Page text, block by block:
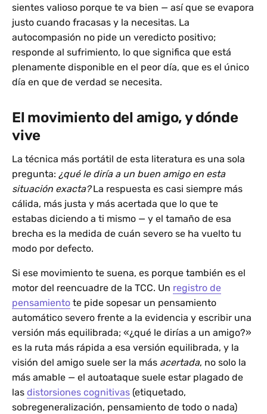
sientes valioso porque te va bien — así que se evapora
justo cuando fracasas y la necesitas. La
autocompasión no pide un veredicto positivo;
responde al sufrimiento, lo que significa que está
plenamente disponible en el peor día, que es el único
día en que de verdad se necesita.
El movimiento del amigo, y dónde
vive
La técnica más portátil de esta literatura es una sola
pregunta: ¿qué le diría a un buen amigo en esta
situación exacta?La respuesta es casi siempre más
cálida, más justa y más acertada que lo que te
estabas diciendo a ti mismo — y el tamaño de esa
brecha es la medida de cuán severo se ha vuelto tu
modo por defecto.
Si ese movimiento te suena, es porque también es el
motor del reencuadre de la TCC. Un registro de
pensamiento te pide sopesar un pensamiento
automático severo frente a la evidencia y escribir una
versión más equilibrada; «¿qué le dirías a un amigo?»
es la ruta más rápida a esa versión equilibrada, y la
visión del amigo suele ser la más acertada, no solo la
más amable — el autoataque suele estar plagado de
las distorsiones cognitivas (etiquetado,
sobregeneralización, pensamiento de todo o nada)